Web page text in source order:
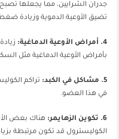
جدران الشرايين، مما يجعلها
تضيق الأوعية الدموية وزيادة
4. أمراض الأوعية الدماغية:
بأمراض الأوعية الدماغية مثل
5. مشاكل في الكبد:
تراكم
في هذا العضو.
6. تكوين الزهايمر:
هناك بعض
الكوليسترول قد تكون مرتبطة